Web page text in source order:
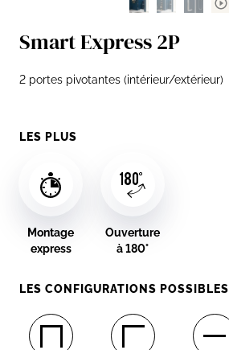
Smart Express 2P
2 portes pivotantes (intérieur/extérieur)
LES PLUS
Montage
express
Ouverture
à 180°
LES CONFIGURATIONS POSSIBLES